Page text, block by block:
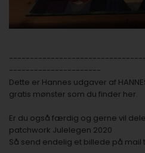
----------------------
Dette er Hannes udgaver af
gratis mønster som du finder her.
Er du også færdig og gerne vil
patchwork Julelegen 2020
Så send endelig et billede på mail